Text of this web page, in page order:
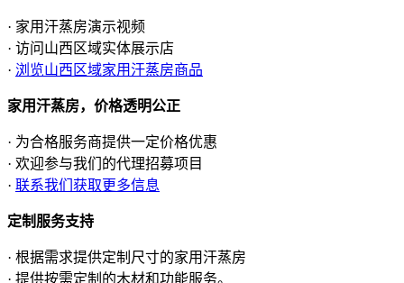
· 家用汗蒸房演示视频
· 访问山西区域实体展示店
· 浏览山西区域家用汗蒸房商品
家用汗蒸房，价格透明公正
· 为合格服务商提供一定价格优惠
· 欢迎参与我们的代理招募项目
· 联系我们获取更多信息
定制服务支持
· 根据需求提供定制尺寸的家用汗蒸房
· 提供按需定制的木材和功能服务。